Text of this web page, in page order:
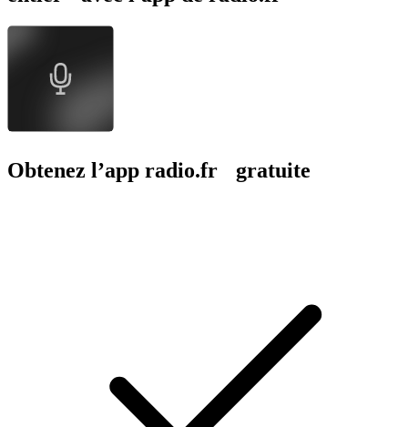
Obtenez l’app radio.fr gratuite